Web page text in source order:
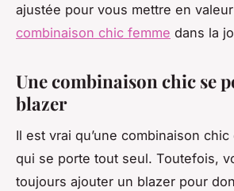
ajustée pour vous mettre en
combinaison chic femme dans la
Une combinaison chic se
blazer
Il est vrai qu’une combinaison
qui se porte tout seul. Toutefois,
toujours ajouter un blazer pour